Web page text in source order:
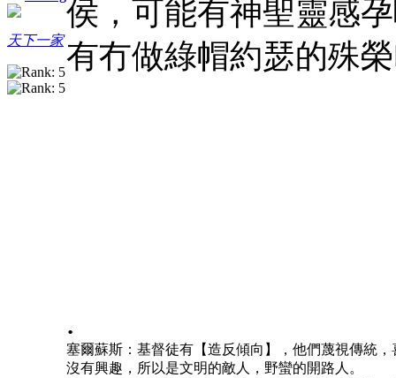
天下一家
侯，可能有神聖靈感
有冇做綠帽約瑟的殊
.
塞爾蘇斯：基督徒有【造反傾向】，他們蔑視傳統
沒有興趣，所以是文明的敵人，野蠻的開路人。